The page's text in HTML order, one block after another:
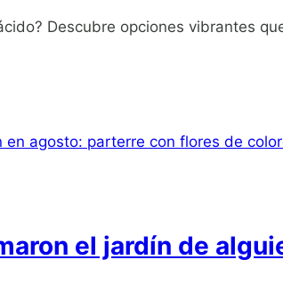
Descubre opciones vibrantes
el jardín de